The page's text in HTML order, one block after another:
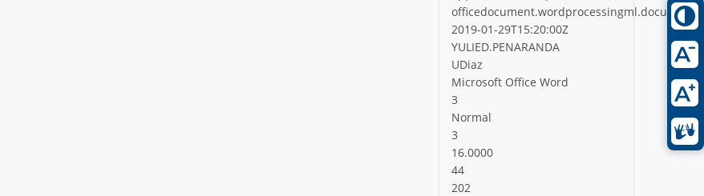
officedocument.wordprocessingml.document
2019-01-29T15:20:00Z
YULIED.PENARANDA
UDiaz
Microsoft Office Word
3
Normal
3
16.0000
44
202